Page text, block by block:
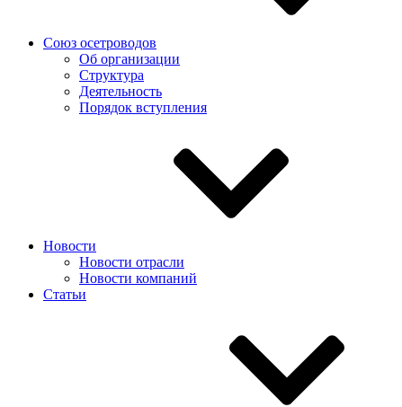
Союз осетроводов
Об организации
Структура
Деятельность
Порядок вступления
Новости
Новости отрасли
Новости компаний
Статьи